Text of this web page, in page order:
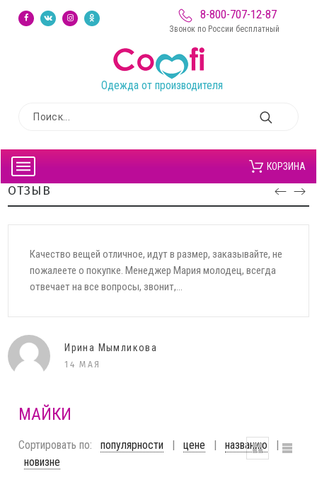
8-800-707-12-87
Звонок по России бесплатный
Одежда от производителя
КОРЗИНА
ОТЗЫВ
Качество вещей отличное, идут в размер, заказывайте, не
пожалеете о покупке. Менеджер Мария молодец, всегда
отвечает на все вопросы, звонит,...
Ирина Мымликова
14 МАЯ
МАЙКИ
Сортировать по: популярности | цене | названию
|
новизне